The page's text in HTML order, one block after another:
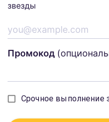
звезды
Промокод
Срочное выполнение